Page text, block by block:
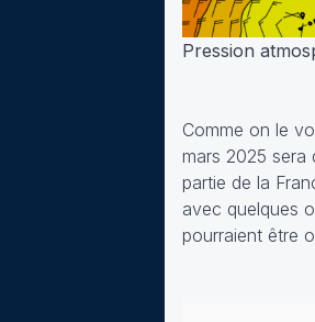
Pression
Comme on le
mars 2025 sera
partie de la
avec quelques
pourraient être